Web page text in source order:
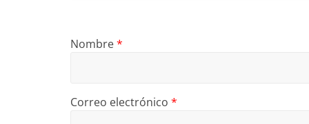
Nombre*
Correo electrónico *